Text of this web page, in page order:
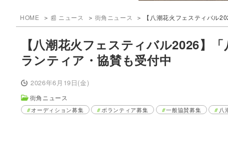
HOME 📰 ニュース 街角ニュース 【八潮花火フェスティバル
【八潮花火フェスティバル2026】
ランティア・協賛も受付中
2026年6月19日(金)
街角ニュース
オーディション募集 ボランティア募集 一般協賛募集 八